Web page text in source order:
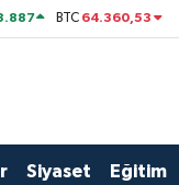
BTC 64.360,53
Siyaset Eğitim